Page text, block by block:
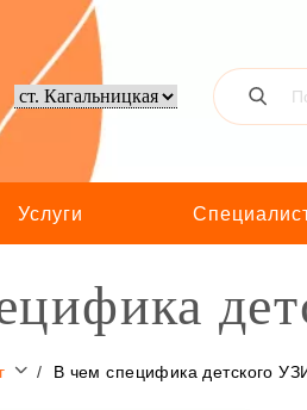
Услуги
В чем специфика детского